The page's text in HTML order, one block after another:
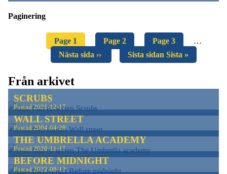
Paginering
Page 1 Page 2 Page 3
…
Nästa sida ›› Sista sidan Sista »
Från arkivet
SCRUBS
Postad2021-12-17
WALL STREET
Postad2004-04-26
THE UMBRELLA ACADEMY
Postad2020-11-17
BEFORE MIDNIGHT
Postad2022-08-12